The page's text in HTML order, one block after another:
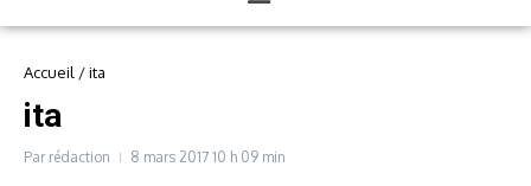
Accueil /ita
ita
Par rédaction 8 mars 2017 10 h 09 min